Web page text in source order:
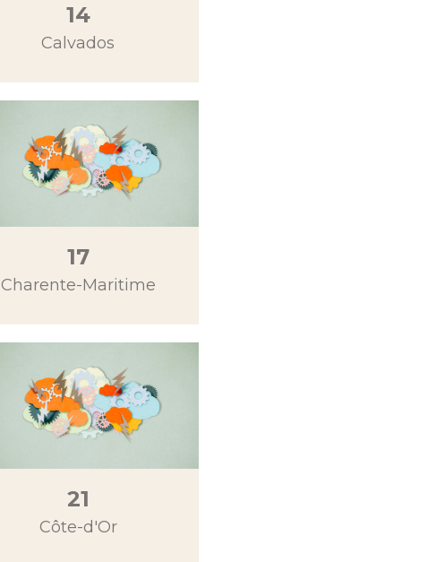
14
Calvados
17
Charente-Maritime
21
Côte-d'Or